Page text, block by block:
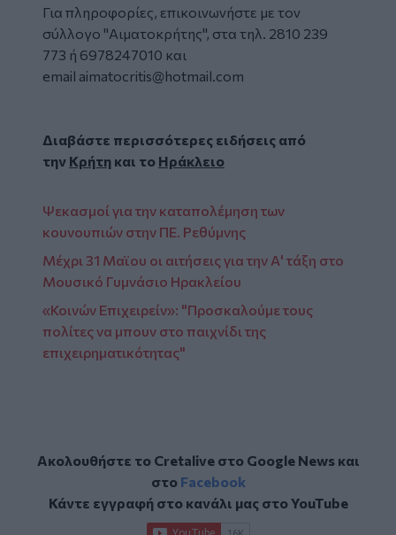
Για πληροφορίες, επικοινωνήστε με τον
σύλλογο "Αιματοκρήτης", στα τηλ. 2810 239
773 ή 6978247010 και
email aimatocritis@hotmail.com
Διαβάστε περισσότερες ειδήσεις από
την Κρήτη και το Ηράκλειο
Ψεκασμοί για την καταπολέμηση των
κουνουπιών στην ΠΕ. Ρεθύμνης
Μέχρι 31 Μαϊου οι αιτήσεις για την Α' τάξη στο
Μουσικό Γυμνάσιο Ηρακλείου
«Κοινών Επιχειρείν»: "Προσκαλούμε τους
πολίτες να μπουν στο παιχνίδι της
επιχειρηματικότητας"
Ακολουθήστε το Cretalive στο Google Newsκαι
στο Facebook
Κάντε εγγραφή στο κανάλι μας στοYouTube